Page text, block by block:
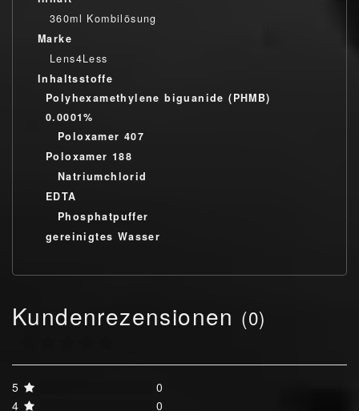
360ml Kombilösung
Marke
Lens4Less
Inhaltsstoffe
Polyhexamethylene biguanide (PHMB)
0.0001%
Poloxamer 407
Poloxamer 188
Natriumchlorid
EDTA
Phosphatpuffer
gereinigtes Wasser
Kundenrezensionen (0)
5
0
4
0